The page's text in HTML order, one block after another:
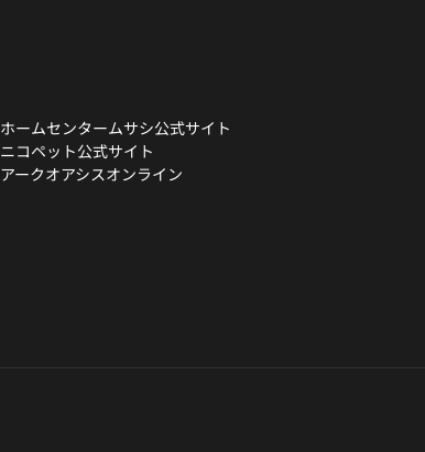
ホームセンタームサシ公式サイト
ニコペット公式サイト
アークオアシスオンライン